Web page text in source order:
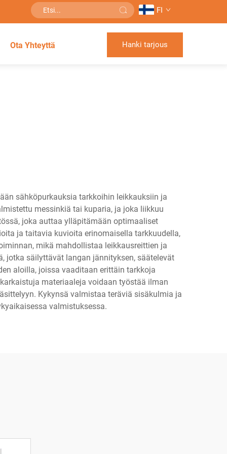
FI
Ota Yhteyttä Hanki tarjous
sähköpurkauksia tarkkoihin leikkauksiin ja
messinkiä tai kuparia, ja joka liikkuu
joka auttaa ylläpitämään optimaaliset
ja taitavia kuvioita erinomaisella tarkkuudella,
mikä mahdollistaa leikkausreittien ja
jotka säilyttävät langan jännityksen, säätelevät
aloilla, joissa vaaditaan erittäin tarkkoja
materiaaleja voidaan työstää ilman
Kykynsä valmistaa teräviä sisäkulmia ja
valmistuksessa.